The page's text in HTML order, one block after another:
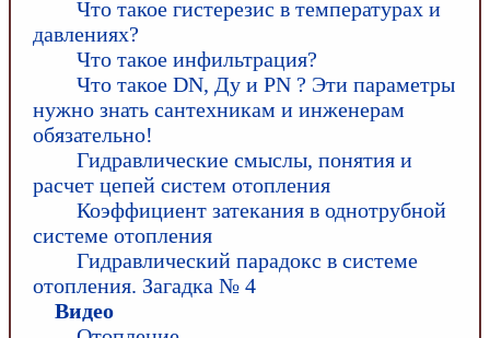
Что такое гистерезис в температурах и
давлениях?
Что такое инфильтрация?
Что такое DN, Ду и PN ? Эти параметры
нужно знать сантехникам и инженерам
обязательно!
Гидравлические смыслы, понятия и
расчет цепей систем отопления
Коэффициент затекания в однотрубной
системе отопления
Гидравлический парадокс в системе
отопления. Загадка № 4
Видео